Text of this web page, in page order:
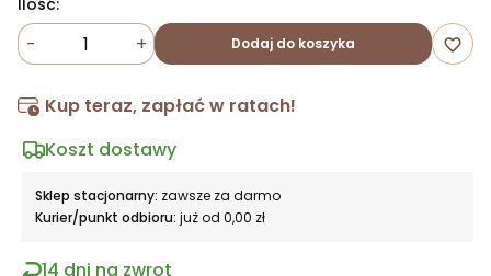
- + Dodaj do koszyka favorite_border
Kup teraz, zapłać w ratach!
Koszt dostawy
Sklep stacjonarny: zawsze za darmo
Kurier/punkt odbioru: już od 0,00 zł
14 dni na zwrot